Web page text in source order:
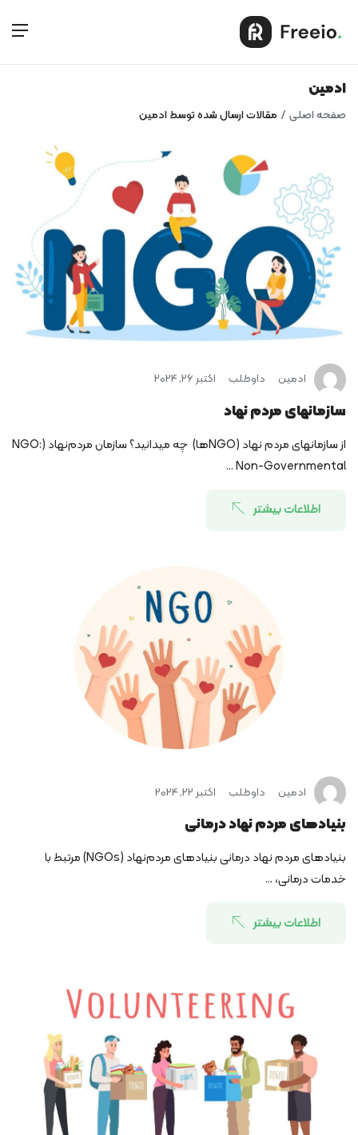
ادمین
صفحه اصلی مقالات ارسال شده توسط ادمین
ادمین داوطلب اکتبر 26, 2024
سازمانهای مردم نهاد
از سازمانهای مردم نهاد (NGO‌ها) چه می­دانید؟ سازمان مردم‌نهاد (NGO:
Non-Governmental ...
اطلاعات بیشتر
ادمین داوطلب اکتبر 22, 2024
بنیادهای مردم نهاد درمانی
بنیادهای مردم نهاد درمانی بنیادهای مردم‌نهاد (NGOs) مرتبط با
خدمات درمانی، ...
اطلاعات بیشتر